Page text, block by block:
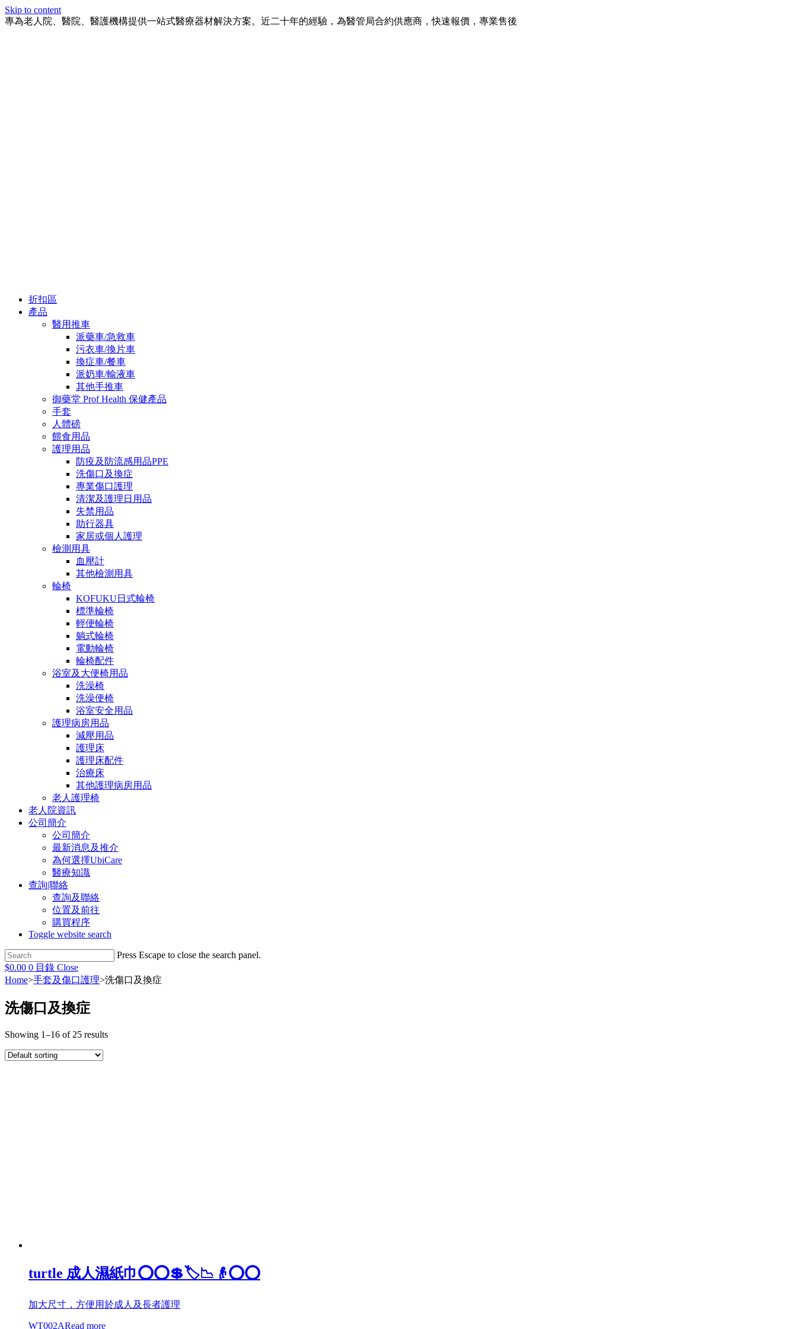
Skip to content
專為老人院、醫院、醫護機構提供一站式醫療器材解決方案。近二十年的經驗，為醫管局合約供應商，快速報價，專業售後
折扣區
產品
醫用推車
派藥車/急救車
污衣車/換片車
換症車/餐車
派奶車/輸液車
其他手推車
御藥堂 Prof Health 保健產品
手套
人體磅
餵食用品
護理用品
防疫及防流感用品PPE
洗傷口及換症
專業傷口護理
清潔及護理日用品
失禁用品
助行器具
家居或個人護理
檢測用具
血壓計
其他檢測用具
輪椅
KOFUKU日式輪椅
標準輪椅
輕便輪椅
躺式輪椅
電動輪椅
輪椅配件
浴室及大便椅用品
洗澡椅
洗澡便椅
浴室安全用品
護理病房用品
減壓用品
護理床
護理床配件
治療床
其他護理病房用品
老人護理椅
老人院資訊
公司簡介
公司簡介
最新消息及推介
為何選擇UbiCare
醫療知識
查詢|聯絡
查詢及聯絡
位置及前往
購買程序
Toggle website search
Press Escape to close the search panel.
$0.00 0 目錄 Close
Home>手套及傷口護理>洗傷口及換症
洗傷口及換症
Showing 1–16 of 25 results
turtle 成人濕紙巾⭕⭕💲🏷️📉👴⭕⭕
加大尺寸，方便用於成人及長者護理
WT002ARead more